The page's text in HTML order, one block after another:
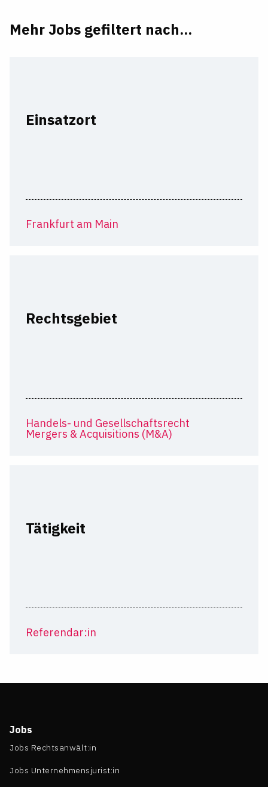
Mehr Jobs gefiltert nach...
Einsatzort
Frankfurt am Main
Rechtsgebiet
Handels- und Gesellschaftsrecht
Mergers & Acquisitions (M&A)
Tätigkeit
Referendar:in
Jobs
Jobs Rechtsanwält:in
Jobs Unternehmensjurist:in